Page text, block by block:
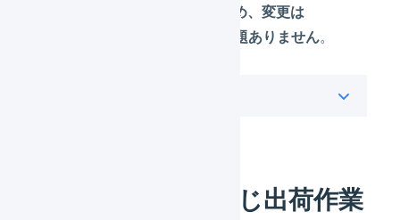
そのため、変更は
LOGILESS側での実施のみで問題ありません。
すべての商品に同じ出荷作業